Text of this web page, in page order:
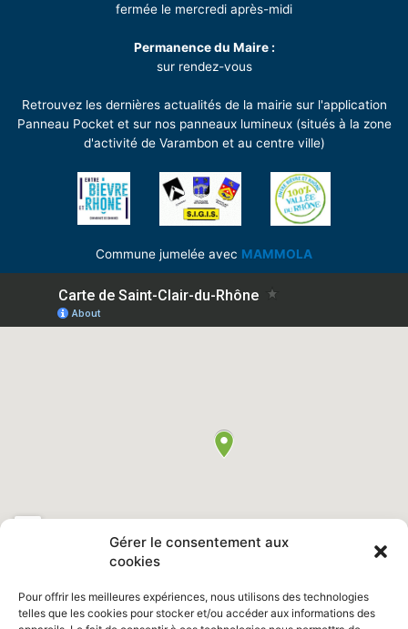
Gérer le consentement aux
cookies
Pour offrir les meilleures expériences, nous utilisons des technologies
telles que les cookies pour stocker et/ou accéder aux informations des
fermée le mercredi après-midi
Permanence du Maire :
sur rendez-vous
Retrouvez les dernières actualités de la mairie sur l'application
Panneau Pocket et sur nos panneaux lumineux (situés à la zone
d'activité de Varambon et au centre ville)
Commune jumelée avec MAMMOLA